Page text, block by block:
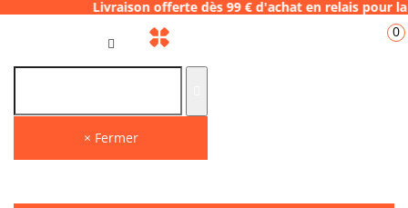
offerte dès 99 € d'achat en relais
× Fermer
0